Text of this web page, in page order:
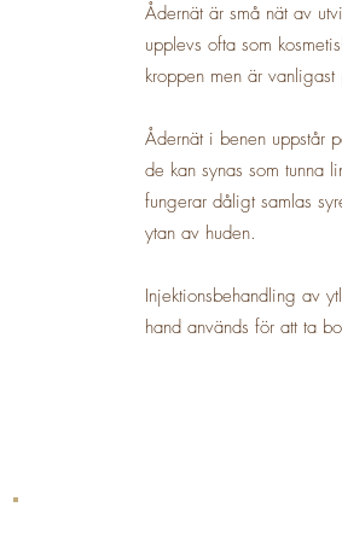
Ådernät är små nät av
upplevs ofta som
kroppen men är
Ådernät i benen uppstår
de kan synas som tunna
fungerar dåligt samlas
ytan av huden.
Injektionsbehandling av
hand används för att ta